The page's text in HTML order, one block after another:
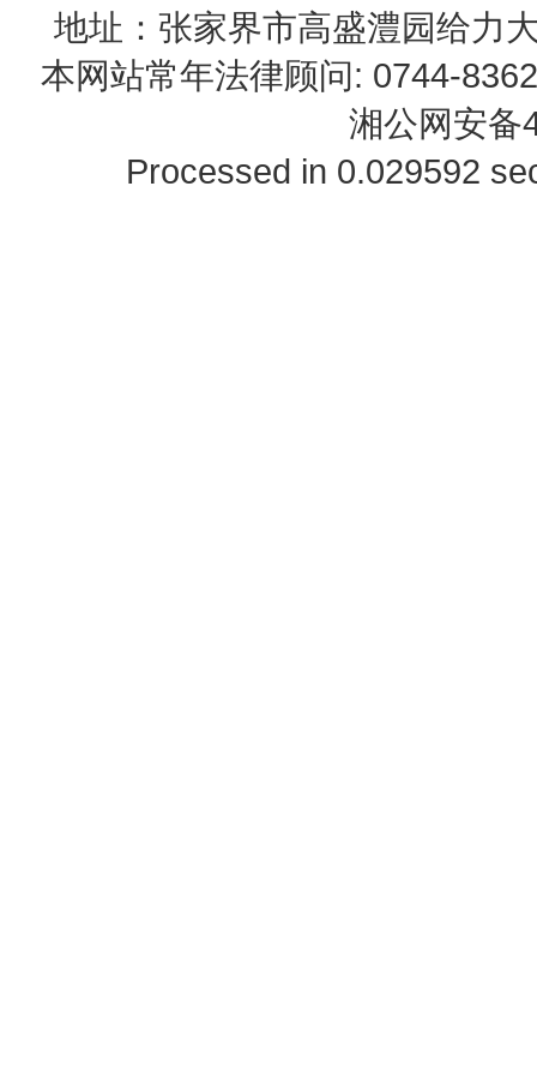
地址：张家界市高盛澧园给力
本网站常年法律顾问: 0744-
湘公网安备
Processed in 0.029592